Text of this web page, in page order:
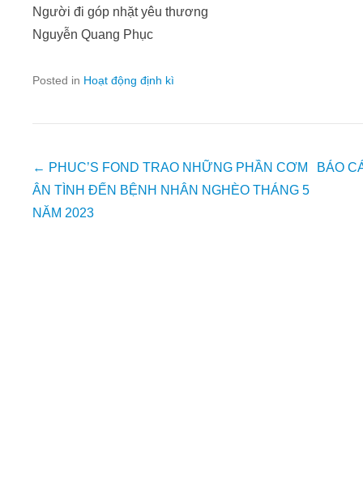
Người đi góp nhặt yêu thương
Nguyễn Quang Phục
Posted in Hoạt động định kì
Post
navigation
← PHUC’S FOND TRAO NHỮNG PHẦN CƠM
ÂN TÌNH ĐẾN BỆNH NHÂN NGHÈO THÁNG 5
NĂM 2023
BÁO